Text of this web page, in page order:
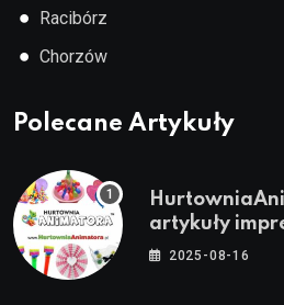
● Racibórz
● Chorzów
Polecane Artykuły
artykuły
stroje i
2025-08-16